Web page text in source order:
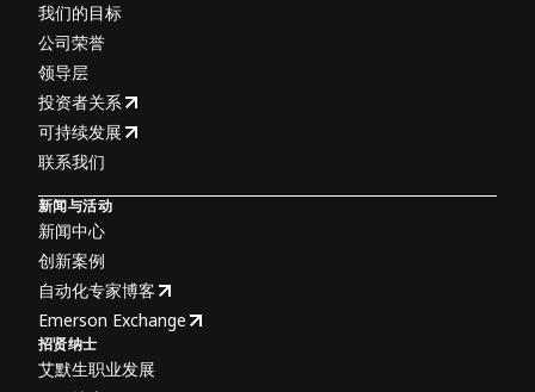
我们的目标
公司荣誉
领导层
投资者关系
可持续发展
联系我们
新闻与活动
新闻中心
创新案例
自动化专家博客
Emerson Exchange
招贤纳士
艾默生职业发展